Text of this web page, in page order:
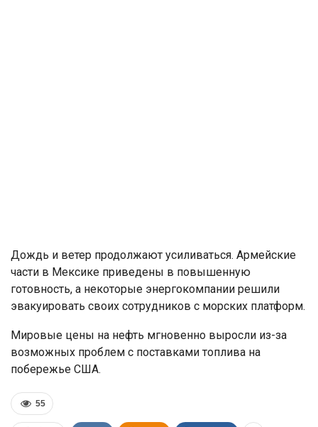
Дождь и ветер продолжают усиливаться. Армейские
части в Мексике приведены в повышенную
готовность, а некоторые энергокомпании решили
эвакуировать своих сотрудников с морских платформ.
Мировые цены на нефть мгновенно выросли из-за
возможных проблем с поставками топлива на
побережье США.
55